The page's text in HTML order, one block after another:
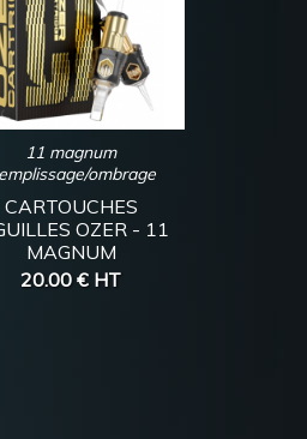
11 magnum
ombrage
CARTOUCHES
OZER - 11
MAGNUM
20.00 € HT